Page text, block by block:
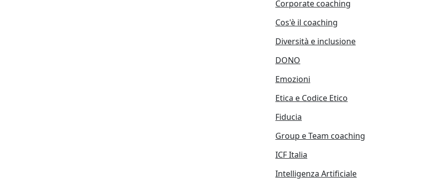
Corporate coaching
Cos'è il coaching
Diversità e inclusione
DONO
Emozioni
Etica e Codice Etico
Fiducia
Group e Team coaching
ICF Italia
Intelligenza Artificiale